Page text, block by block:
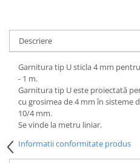
Descriere
Garnitura tip U sticla 4 mm
- 1 m.
Garnitura tip U este proiectată
cu grosimea de 4 mm în sisteme
10/4 mm.
Se vinde la metru liniar.
Informatii conformitate produs